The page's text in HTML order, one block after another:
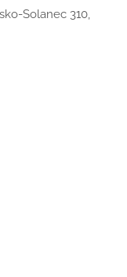
Solanec 310,